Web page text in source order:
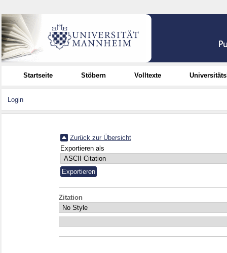
Startseite Stöbern Volltexte
Login
Zurück zur Übersicht
Exportieren als
Zitation